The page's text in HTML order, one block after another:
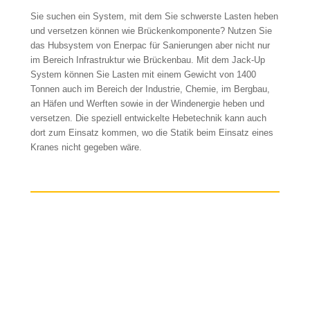
Sie suchen ein System, mit dem Sie schwerste Lasten heben
und versetzen können wie Brückenkomponente? Nutzen Sie
das Hubsystem von Enerpac für Sanierungen aber nicht nur
im Bereich Infrastruktur wie Brückenbau. Mit dem Jack-Up
System können Sie Lasten mit einem Gewicht von 1400
Tonnen auch im Bereich der Industrie, Chemie, im Bergbau,
an Häfen und Werften sowie in der Windenergie heben und
versetzen. Die speziell entwickelte Hebetechnik kann auch
dort zum Einsatz kommen, wo die Statik beim Einsatz eines
Kranes nicht gegeben wäre.